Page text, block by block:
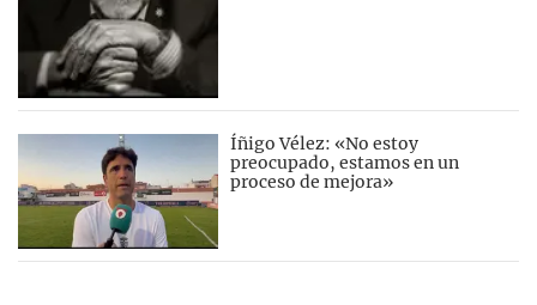
Íñigo Vélez: «No estoy
preocupado, estamos en un
proceso de mejora»